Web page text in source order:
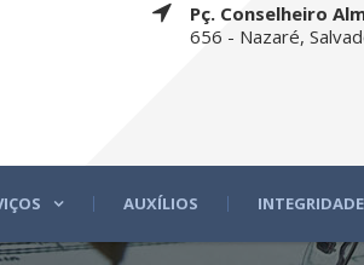
Pç. Conselheiro
656 - Nazaré,
AUXÍLIOS INTEGRIDADE